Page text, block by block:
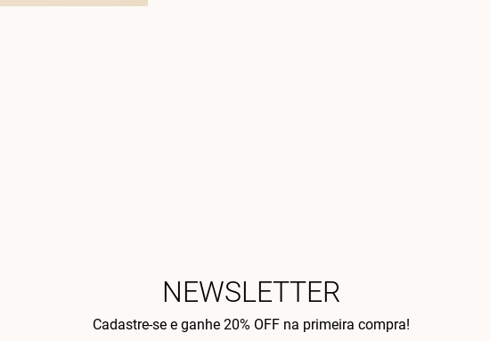
NEWSLETTER
Cadastre-se e ganhe 20% OFF na primeira compra!